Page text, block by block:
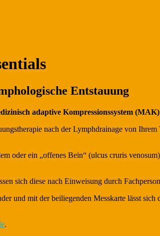
Entstauung
adaptive Kompressionssystem
nach der Lymphdrainage von
oder ein „offenes Bein“ (ulcus cruris
sich diese nach Einweisung durch
und mit der beiliegenden Messkarte lässt
.